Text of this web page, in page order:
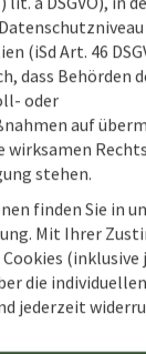
im
(iSd Art. 46
dass Behörden
oder
auf
wirksamen
stehen.
finden Sie in
Mit Ihrer
(inklusive
die
jederzeit